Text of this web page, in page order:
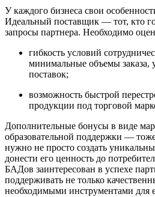
У каждого бизнеса свои
Идеальный поставщик — тот, кто
запросы партнера. Необходимо
гибкость условий
минимальные объемы заказа,
поставок;
возможность быстрой
продукции под торговой
Дополнительные бонусы в виде
образовательной поддержки —
нужно не просто создать
донести его ценность до
БАДов заинтересован в успехе
поддерживать не только
необходимыми инструментами для